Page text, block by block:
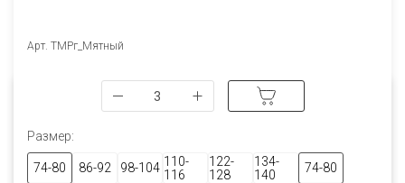
Арт. ТМРг_Мятный
Размер:
74-80 86-92 98-104 110-
116
122-
128
134-
140
74-80